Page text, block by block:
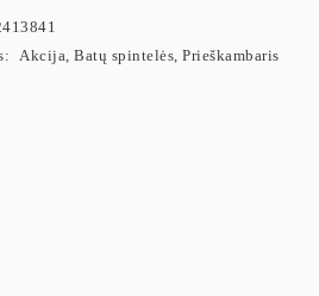
Akcija, Batų spintelės, Prieškambaris